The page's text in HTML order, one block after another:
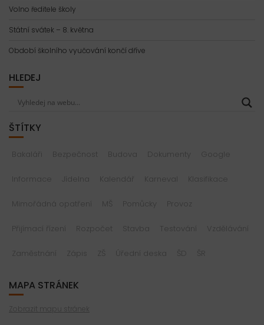
Volno ředitele školy
Státní svátek – 8. května
Období školního vyučování končí dříve
HLEDEJ
ŠTÍTKY
Bakaláři Bezpečnost Budova Dokumenty Google
Informace Jídelna Kalendář Karneval Klasifikace
Mimořádná opatření MŠ Pomůcky Provoz
Přijímací řízení Rozpočet Stavba Testování Vzdělávání
Zaměstnání Zápis ZŠ Úřední deska ŠD ŠR
MAPA STRÁNEK
Zobrazit mapu stránek